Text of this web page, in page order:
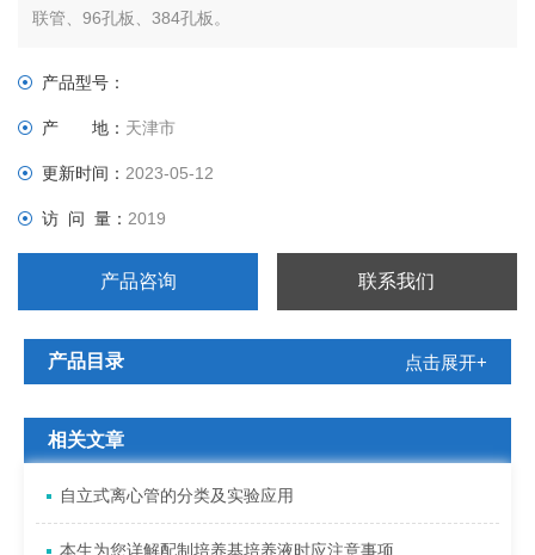
联管、96孔板、384孔板。
产品型号：
产 地： 天津市
更新时间：2023-05-12
访 问 量：2019
产品咨询 联系我们
产品目录 点击展开+
相关文章
自立式离心管的分类及实验应用
本生为您详解配制培养基培养液时应注意事项